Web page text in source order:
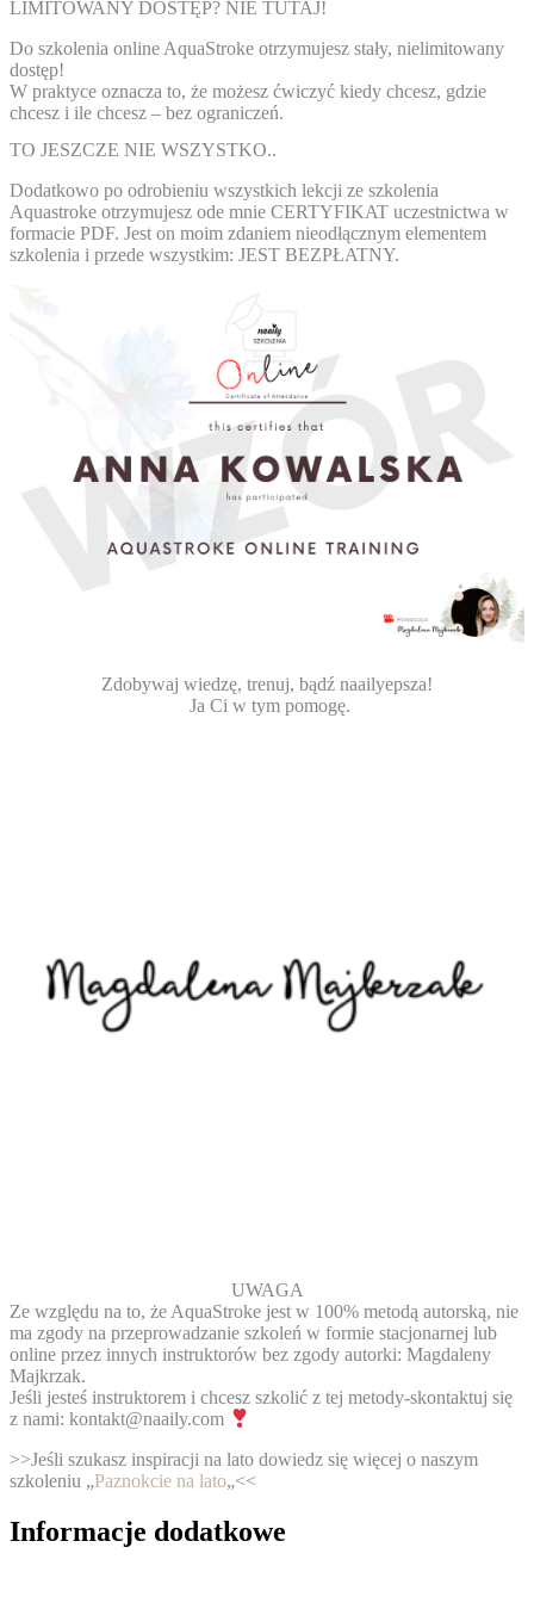
LIMITOWANY DOSTĘP? NIE TUTAJ!
Do szkolenia online AquaStroke otrzymujesz stały, nielimitowany
dostęp!
W praktyce oznacza to, że możesz ćwiczyć kiedy chcesz, gdzie
chcesz i ile chcesz – bez ograniczeń.
TO JESZCZE NIE WSZYSTKO..
Dodatkowo po odrobieniu wszystkich lekcji ze szkolenia
Aquastroke otrzymujesz ode mnie CERTYFIKAT uczestnictwa w
formacie PDF. Jest on moim zdaniem nieodłącznym elementem
szkolenia i przede wszystkim: JEST BEZPŁATNY.
Zdobywaj wiedzę, trenuj, bądź naailyepsza!
Ja Ci w tym pomogę.
UWAGA
Ze względu na to, że AquaStroke jest w 100% metodą autorską, nie
ma zgody na przeprowadzanie szkoleń w formie stacjonarnej lub
online przez innych instruktorów bez zgody autorki: Magdaleny
Majkrzak.
Jeśli jesteś instruktorem i chcesz szkolić z tej metody-skontaktuj się
z nami: kontakt@naaily.com
>>Jeśli szukasz inspiracji na lato dowiedz się więcej o naszym
szkoleniu „Paznokcie na lato„<<
Informacje dodatkowe